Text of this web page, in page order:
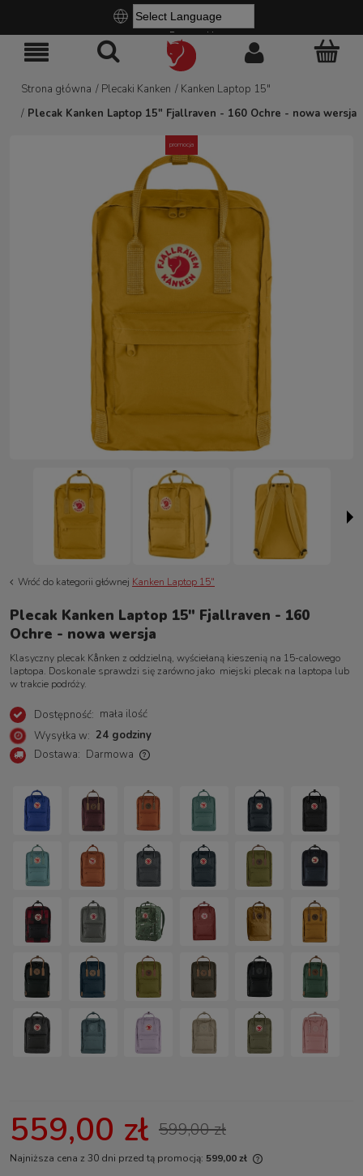
Powered by
Strona główna / Plecaki Kanken / Kanken Laptop 15"
/ Plecak Kanken Laptop 15" Fjallraven - 160 Ochre - nowa wersja
promocja
Wróć do kategorii głównej Kanken Laptop 15"
Plecak Kanken Laptop 15" Fjallraven - 160
Ochre - nowa wersja
Klasyczny plecak Kånken z oddzielną, wyściełaną kieszenią na 15-calowego
laptopa. Doskonale sprawdzi się zarówno jako miejski plecak na laptopa lub
w trakcie podróży.
Dostępność: mała ilość
Wysyłka w: 24 godziny
Dostawa: Darmowa
559,00 zł 599,00 zł
Najniższa cena z 30 dni przed tą promocją: 599,00 zł